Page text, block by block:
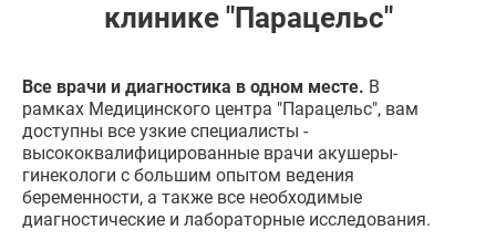
клинике "Парацельс"
Все врачи и диагностика в одном месте. В
рамках Медицинского центра "Парацельс", вам
доступны все узкие специалисты -
высококвалифицированные врачи акушеры-
гинекологи с большим опытом ведения
беременности, а также все необходимые
диагностические и лабораторные исследования.